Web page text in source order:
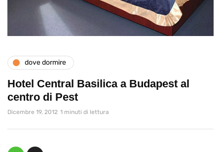
dove dormire
Hotel Central Basilica a Budapest al
centro di Pest
Dicembre 19, 2012 1 minuti di lettura